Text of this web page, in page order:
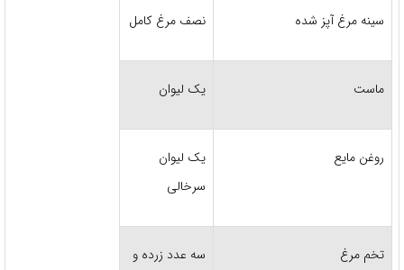
سینه مرغ آپز شده نصف مرغ کامل
ماست یک لیوان
روغن مایع
یک لیوان
سرخالی
تخم مرغ
سه عدد زرده و